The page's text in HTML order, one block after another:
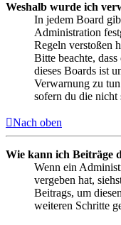
Weshalb wurde ich
In jedem Board
Administration
Regeln verstoßen
Bitte beachte,
dieses Boards ist
Verwarnung zu
sofern du die
Nach oben
Wie kann ich Beiträge
Wenn ein
vergeben hat,
Beitrags, um
weiteren Schritte